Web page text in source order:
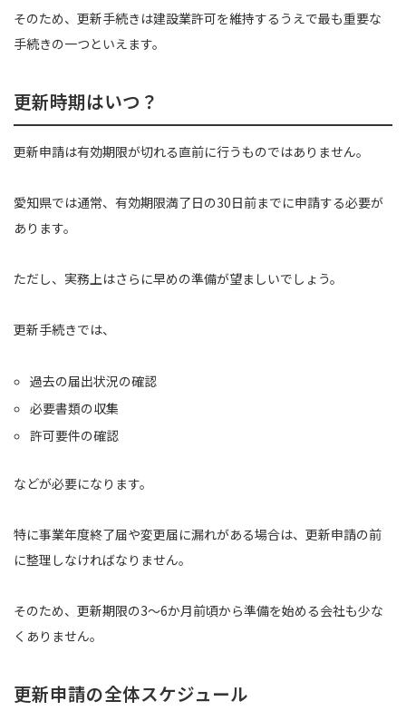
そのため、更新手続きは建設業許可を維持するうえで最も重要な
手続きの一つといえます。
更新時期はいつ？
更新申請は有効期限が切れる直前に行うものではありません。
愛知県では通常、有効期限満了日の30日前までに申請する必要が
あります。
ただし、実務上はさらに早めの準備が望ましいでしょう。
更新手続きでは、
過去の届出状況の確認
必要書類の収集
許可要件の確認
などが必要になります。
特に事業年度終了届や変更届に漏れがある場合は、更新申請の前
に整理しなければなりません。
そのため、更新期限の3〜6か月前頃から準備を始める会社も少な
くありません。
更新申請の全体スケジュール